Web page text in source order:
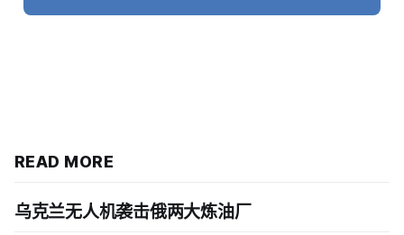
READ MORE
乌克兰无人机袭击俄两大炼油厂